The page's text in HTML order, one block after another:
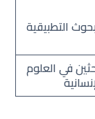
التطبيقية
في العلوم